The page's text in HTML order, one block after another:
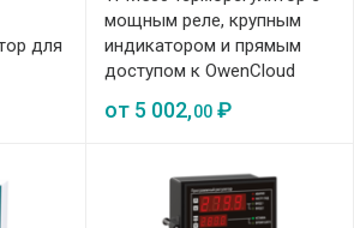
для
мощным реле, крупным
индикатором и прямым
доступом к OwenCloud
от 5 002,00₽